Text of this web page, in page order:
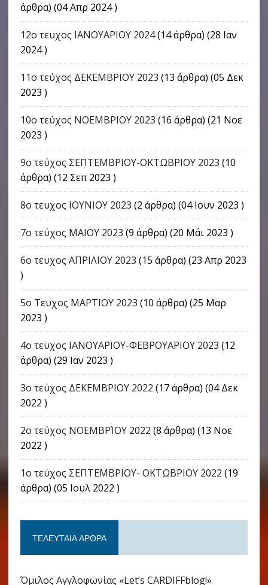
άρθρα) (04 Απρ 2024 )
12ο τευχος ΙΑΝΟΥΑΡΙΟΥ 2024(14 άρθρα) (28 Ιαν
2024 )
11ο τεύχος ΔΕΚΕΜΒΡΙΟΥ 2023 (13 άρθρα) (05 Δεκ
2023 )
10ο τεύχος ΝΟΕΜΒΡΙΟΥ 2023 (16 άρθρα) (21 Νοε
2023 )
9o τεύχος ΣΕΠΤΕΜΒΡΙΟΥ-ΟΚΤΩΒΡΙΟΥ 2023 (10
άρθρα) (12 Σεπ 2023 )
8ο τευχος ΙΟΥΝΙΟΥ 2023 (2 άρθρα) (04 Ιουν 2023 )
7ο τεύχος ΜΑΙΟΥ 2023 (9 άρθρα) (20 Μάι 2023 )
6ο τευχος ΑΠΡΙΛΙΟΥ 2023 (15 άρθρα) (23 Απρ 2023
)
5ο Τευχος ΜΑΡΤΙΟΥ 2023 (10 άρθρα) (25 Μαρ
2023 )
4o τευχος ΙΑΝΟΥΑΡΙΟΥ-ΦΕΒΡΟΥΑΡΙΟΥ 2023 (12
άρθρα) (29 Ιαν 2023 )
3ο τεύχος ΔΕΚΕΜΒΡΙΟΥ 2022 (17 άρθρα) (04 Δεκ
2022 )
2ο τεύχος ΝΟΕΜΒΡΊΟΥ 2022 (8 άρθρα) (13 Νοε
2022 )
1ο τεύχος ΣΕΠΤΕΜΒΡΙΟΥ- ΟΚΤΩΒΡΙΟΥ 2022 (19
άρθρα) (05 Ιουλ 2022 )
ΤΕΛΕΥΤΑΊΑ ΆΡΘΡΑ
Όμιλος Αγγλοφωνίας «Let’s CARDIFFblog!»